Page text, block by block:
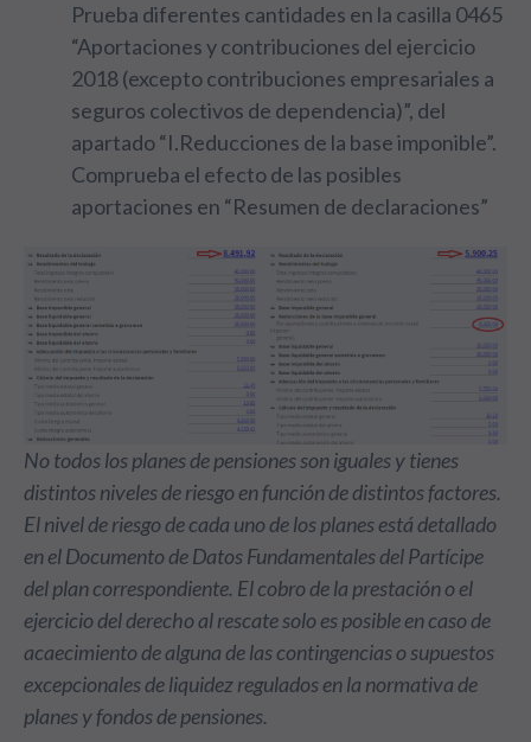
Prueba diferentes cantidades en la casilla 0465
“Aportaciones y contribuciones del ejercicio
2018 (excepto contribuciones empresariales a
seguros colectivos de dependencia)”, del
apartado “I.Reducciones de la base imponible”.
Comprueba el efecto de las posibles
aportaciones en “Resumen de declaraciones”
No todos los planes de pensiones son iguales y tienes
distintos niveles de riesgo en función de distintos factores.
El nivel de riesgo de cada uno de los planes está detallado
en el Documento de Datos Fundamentales del Partícipe
del plan correspondiente. El cobro de la prestación o el
ejercicio del derecho al rescate solo es posible en caso de
acaecimiento de alguna de las contingencias o supuestos
excepcionales de liquidez regulados en la normativa de
planes y fondos de pensiones.